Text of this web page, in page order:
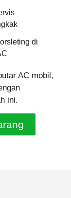
di
AC mobil,
ini.